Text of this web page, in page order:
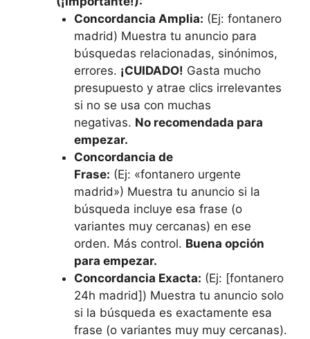
Concordancia Amplia: (Ej: fontanero
madrid) Muestra tu anuncio para
búsquedas relacionadas, sinónimos,
errores. ¡CUIDADO! Gasta mucho
presupuesto y atrae clics irrelevantes
si no se usa con muchas
negativas. No recomendada para
empezar.
Concordancia de
Frase: (Ej: «fontanero urgente
madrid») Muestra tu anuncio si la
búsqueda incluye esa frase (o
variantes muy cercanas) en ese
orden. Más control. Buena opción
para empezar.
Concordancia Exacta: (Ej: [fontanero
24h madrid]) Muestra tu anuncio solo
si la búsqueda es exactamente esa
frase (o variantes muy muy cercanas).